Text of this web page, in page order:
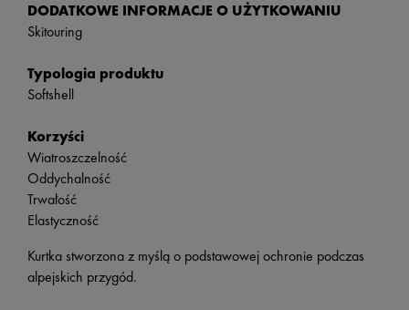
DODATKOWE INFORMACJE O UŻYTKOWANIU
Skitouring
Typologia produktu
Softshell
Korzyści
Wiatroszczelność
Oddychalność
Trwałość
Elastyczność
Kurtka stworzona z myślą o podstawowej ochronie podczas
alpejskich przygód.